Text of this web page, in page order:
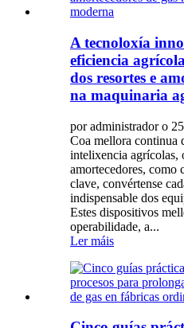
A tecnoloxía
eficiencia
dos resortes e
na maquinaria
por administrador o
Coa mellora continua
intelixencia agrícolas,
amortecedores, como
clave, convértense
indispensable dos
Estes dispositivos
operabilidade, a...
Ler máis